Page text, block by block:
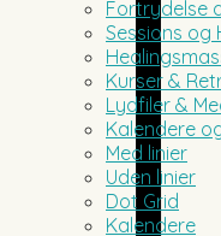
Fortrydelse
Sessions og
Kurser &
Lydfiler &
Kalendere
Med linier
Uden linier
Dot Grid
Kalendere